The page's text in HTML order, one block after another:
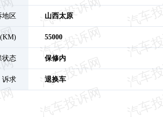
地区 山西太原
55000
状态 保修内
诉求 退换车